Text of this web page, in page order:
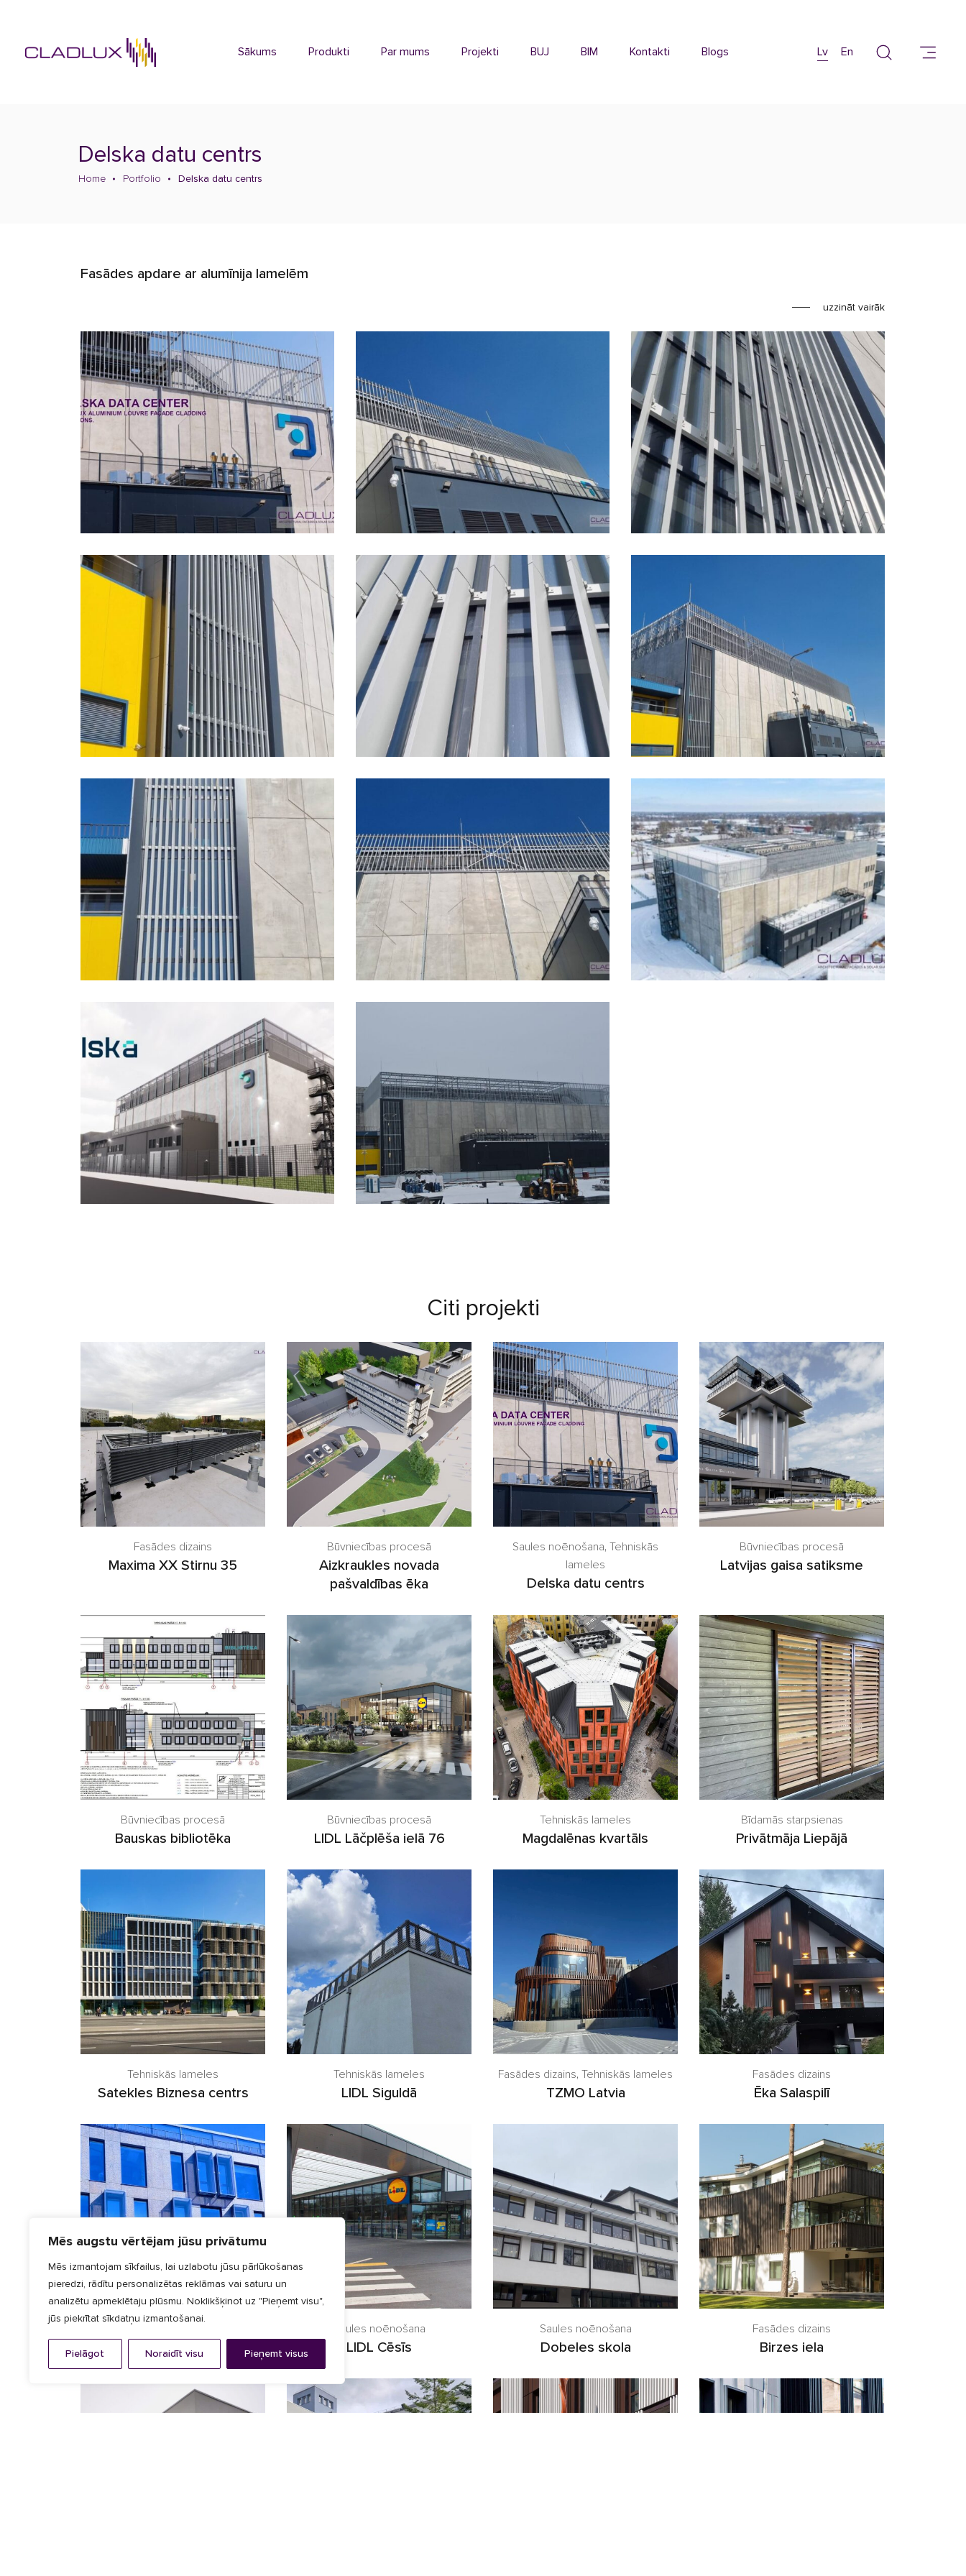
Mēs augstu vērtējam jūsu privātumu
Mēs izmantojam sīkfailus, lai uzlabotu jūsu pārlūkošanas
pieredzi, rādītu personalizētas reklāmas vai saturu un
analizētu apmeklētaju plūsmu. Noklikšķinot uz "Pieņemt visu",
jūs piekrītat sīkdatņu izmantošanai.
Pielāgot Noraidīt visu Pieņemt visus
Sākums Produkti Par mums Projekti BUJ BIM Kontakti Blogs Lv En
Delska datu centrs
Home Portfolio Delska datu centrs
Fasādes apdare ar alumīnija lamelēm
uzzināt vairāk
Citi projekti
Fasādes dizains
Maxima XX Stirnu 35
Būvniecības procesā
Aizkraukles novada
pašvaldības ēka
Saules noēnošana, Tehniskās
lameles
Delska datu centrs
Būvniecības procesā
Latvijas gaisa satiksme
Būvniecības procesā
Bauskas bibliotēka
Būvniecības procesā
LIDL Lāčplēša ielā 76
Tehniskās lameles
Magdalēnas kvartāls
Bīdamās starpsienas
Privātmāja Liepājā
Tehniskās lameles
Satekles Biznesa centrs
Tehniskās lameles
LIDL Siguldā
Fasādes dizains, Tehniskās lameles
TZMO Latvia
Fasādes dizains
Ēka Salaspilī
Fasādes dizains
ZEISS BIROJI
Saules noēnošana
LIDL Cēsīs
Saules noēnošana
Dobeles skola
Fasādes dizains
Birzes iela